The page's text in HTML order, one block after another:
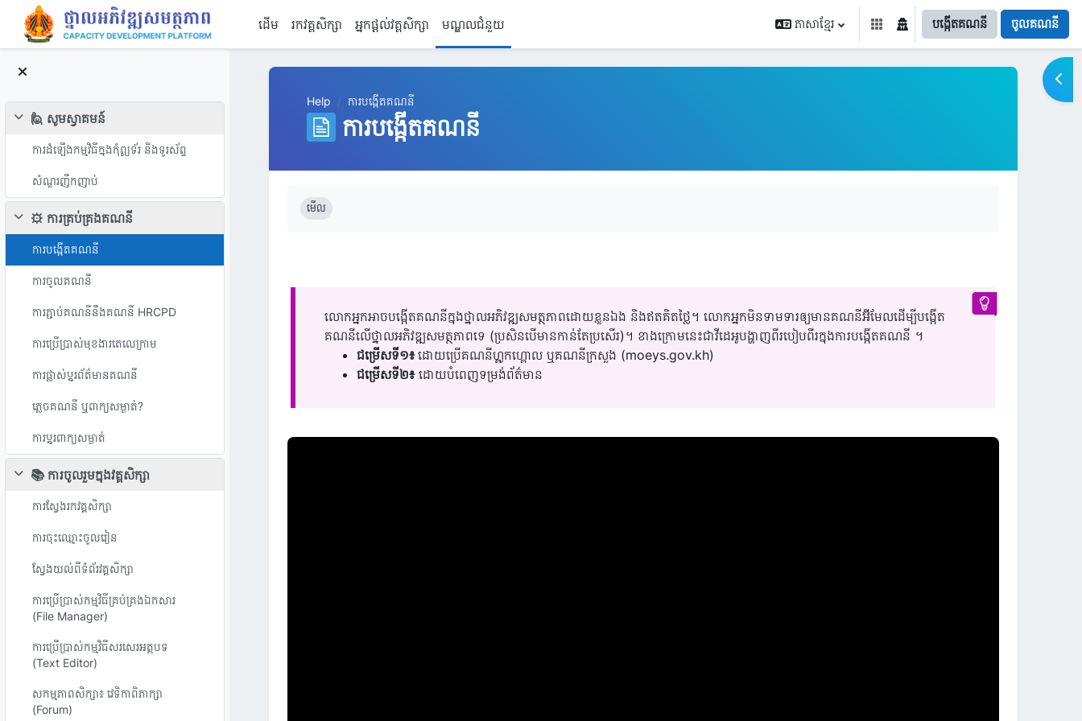
រំលងទៅកាន់មាតិកាមេ
ដើម
រកវគ្គសិក្សា អ្នកផ្តល់វគ្គសិក្សា មណ្ឌលជំនួយ ភាសាខ្មែរ បង្កើតគណនី ចូលគណនី
វេញ
🙋 សូមស្វាគមន៍
ការដំឡើងកម្មវិធីក្នុងកុំព្យូទ័រ និងទូរស័ព្ទ
សំណួរញឹកញាប់
⚙️ ការគ្រប់គ្រងគណនី
ការបង្កើតគណនី
ការចូលគណនី
ការភ្ជាប់គណនីនឹងគណនី HRCPD
ការប្រើប្រាស់មុខងារតេលេក្រាម
ការផ្លាស់ប្តូរព័ត៌មានគណនី
ភ្លេចគណនី ឬពាក្យសម្ងាត់?
ការប្តូរពាក្យសម្ងាត់
វេញ
📚 ការចូលរួមក្នុងវគ្គសិក្សា
ការស្វែងរកវគ្គសិក្សា
ការចុះឈ្មោះចូលរៀន
ស្វែងយល់ពីទំព័រវគ្គសិក្សា
ការប្រើប្រាស់កម្មវិធីគ្រប់គ្រងឯកសារ
(File Manager)
ការប្រើប្រាស់កម្មវិធីសរសេរអត្ថបទ
(Text Editor)
សកម្មភាពសិក្សា៖ វេទិកាពិភាក្សា
(Forum)
Help ការបង្កើតគណនី
ការបង្កើតគណនី
មើល
លោកអ្នកអាចបង្កើតគណនីក្នុងថ្នាលអភិវឌ្ឍសមត្ថភាពដោយខ្លួនឯង និងឥតគិតថ្លៃ។ លោកអ្នកមិនទាមទារឲ្យមានគណនីអ៊ីមែលដើម្បីបង្កើត
គណនីលើថ្នាលអភិវឌ្ឍសមត្ថភាពទេ (ប្រសិនបើមានកាន់តែប្រសើរ)។ ខាងក្រោមនេះជាវីដេអូបង្ហាញពីរបៀបពីរក្នុងការបង្កើតគណនី ។
ជម្រើសទី១៖ដោយប្រើគណនីហ្គូកហ្គោល ឬគណនីក្រសួង (moeys.gov.kh)
ជម្រើសទី២៖ដោយបំពេញទម្រង់ព័ត៌មាន